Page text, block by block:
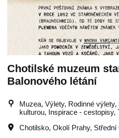
Chotilské muzeum
Balonového létání
Muzea, Výlety, Rodinné
kulturou, Inspirace - cestopisy,
Chotilsko, Okolí Prahy, Střední